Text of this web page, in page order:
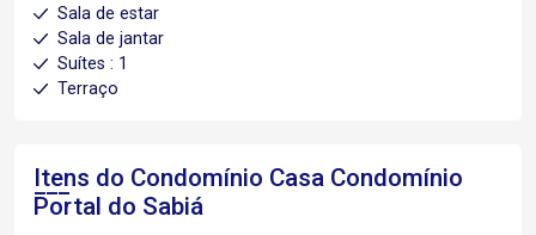
Sala de estar
Sala de jantar
Suítes : 1
Terraço
Itens do Condomínio Casa Condomínio
Portal do Sabiá